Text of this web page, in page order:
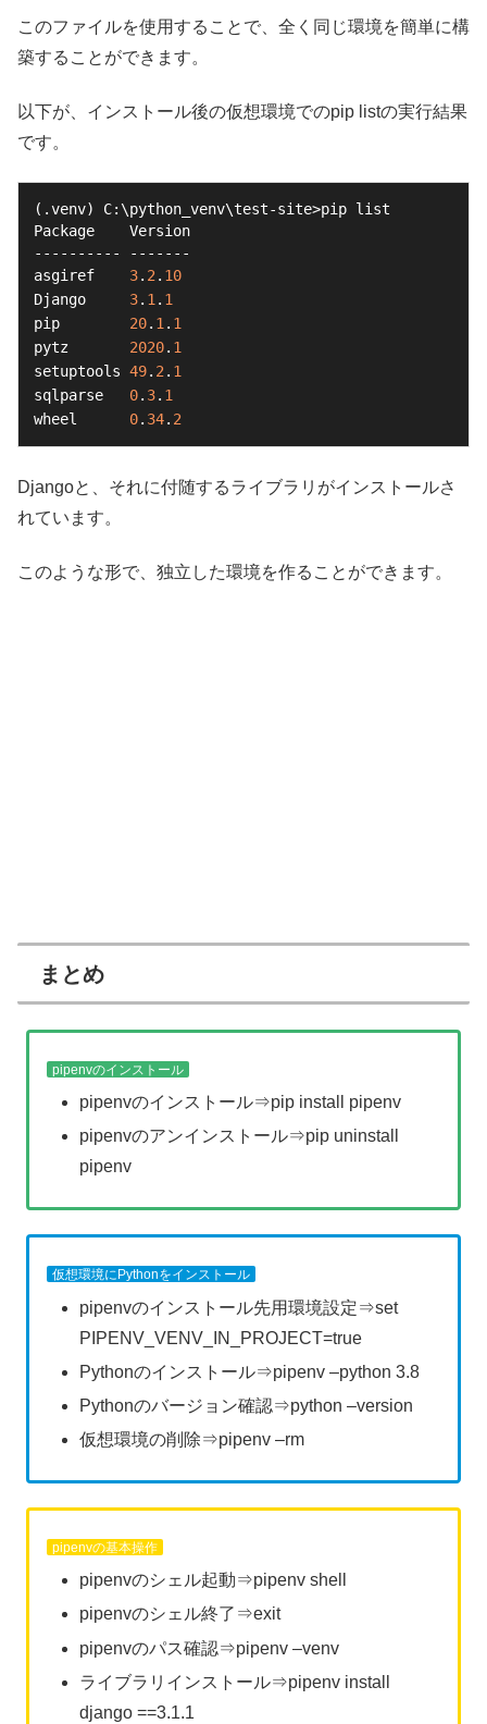
このファイルを使用することで、全く同じ環境を簡単に構
築することができます。
以下が、インストール後の仮想環境でのpip listの実行結果
です。
(.venv) C:\python_venv\test-site>pip list
Package    Version
---------- -------
asgiref 3. 2. 10
Django 3. 1. 1
pip 20. 1. 1
pytz 2020. 1
setuptools 49. 2. 1
sqlparse 0. 3. 1
wheel 0. 34. 2
Djangoと、それに付随するライブラリがインストールさ
れています。
このような形で、独立した環境を作ることができます。
まとめ
pipenvのインストール
pipenvのインストール⇒pip install pipenv
pipenvのアンインストール⇒pip uninstall
pipenv
仮想環境にPythonをインストール
pipenvのインストール先用環境設定⇒set
PIPENV_VENV_IN_PROJECT=true
Pythonのインストール⇒pipenv –python 3.8
Pythonのバージョン確認⇒python –version
仮想環境の削除⇒pipenv –rm
pipenvの基本操作
pipenvのシェル起動⇒pipenv shell
pipenvのシェル終了⇒exit
pipenvのパス確認⇒pipenv –venv
ライブラリインストール⇒pipenv install
django ==3.1.1